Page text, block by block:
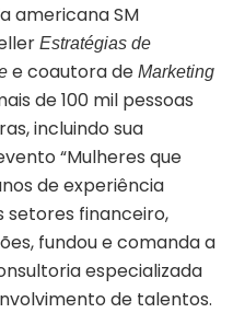
americana SM
Estratégias de
e coautora de Marketing
de 100 mil pessoas
incluindo sua
“Mulheres que
de experiência
setores financeiro,
fundou e comanda a
especializada
de talentos.